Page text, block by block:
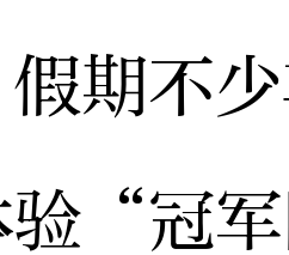
期不
验“冠